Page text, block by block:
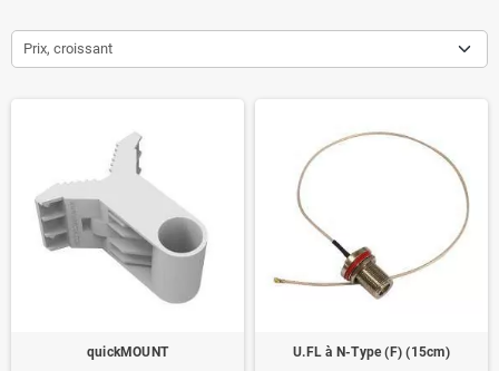
Prix, croissant
quickMOUNT U.FL à N-Type (F) (15cm)